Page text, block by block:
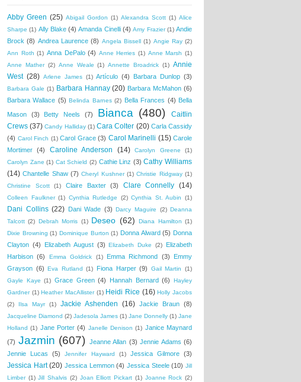
Abby Green (25) Abigail Gordon (1) Alexandra Scott (1) Alice
Sharpe (1) Ally Blake (4) Amanda Cinelli (4) Amy Frazier (1) Andie
Brock (8) Andrea Laurence (8) Angela Bissell (1) Angie Ray (2)
Ann Roth (1) Anna DePalo (4) Anne Herries (1) Anne Marsh (1)
Anne Mather (2) Anne Weale (1) Annette Broadrick (1) Annie
West (28) Arlene James (1) Artículo (4) Barbara Dunlop (3)
Barbara Gale (1) Barbara Hannay (20) Barbara McMahon (6)
Barbara Wallace (5) Belinda Barnes (2) Bella Frances (4) Bella
Mason
(3) Betty Neels (7) Bianca (480)
Caitlin
Crews (37) Candy Halliday (1) Cara Colter (20) Carla Cassidy
(4) Carol Finch (1) Carol Grace (3) Carol Marinelli (15) Carole
Mortimer
(4) Caroline Anderson (14) Carolyn Greene
(1)
Carolyn Zane (1) Cat Schield (2) Cathie Linz (3) Cathy Williams
(14) Chantelle Shaw (7) Cheryl Kushner (1) Christie Ridgway (1)
Christine Scott
(1) Claire Baxter (3) Clare Connelly (14)
Colleen Faulkner (1) Cynthia Rutledge (2) Cynthia St. Aubin (1)
Dani Collins (22) Dani Wade (3) Darcy Maguire (2) Deanna
Talcott (2) Debrah Morris (1) Deseo (62) Diana Hamilton (1)
Dixie Browning (1) Dominique Burton (1) Donna Alward (5) Donna
Clayton (4) Elizabeth August (3) Elizabeth Duke (2)
Elizabeth
Harbison (6) Emma Goldrick (1) Emma Richmond (3)
Emmy
Grayson (6) Eva Rutland (1) Fiona Harper (9) Gail Martin
(1)
Gayle Kaye (1) Grace Green (4) Hannah Bernard (6)
Hayley
Gardner (1) Heather MacAllister (1) Heidi Rice (16) Holly Jacobs
(2)
Ilsa Mayr (1) Jackie Ashenden (16) Jackie Braun (8)
Jacqueline Diamond (2) Jadesola James (1) Jane Donnelly (1) Jane
Holland (1) Jane Porter (4) Janelle Denison (1) Janice Maynard
(7) Jazmin (607) Jeanne Allan (3) Jennie Adams (6)
Jennie Lucas
(5) Jennifer Hayward (1) Jessica Gilmore (3)
Jessica Hart (20) Jessica Lemmon (4) Jessica Steele (10) Jill
Limber (1) Jill Shalvis (2) Joan Elliott Pickart (1) Joanne Rock (2)